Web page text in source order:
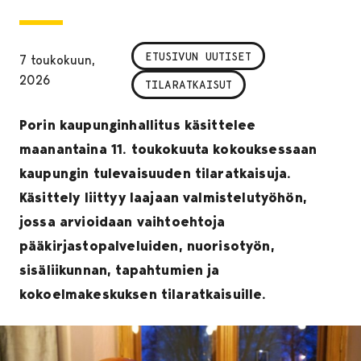
7 toukokuun,
2026
ETUSIVUN UUTISET
TILARATKAISUT
Porin kaupunginhallitus käsittelee
maanantaina 11. toukokuuta kokouksessaan
kaupungin tulevaisuuden tilaratkaisuja.
Käsittely liittyy laajaan valmistelutyöhön,
jossa arvioidaan vaihtoehtoja
pääkirjastopalveluiden, nuorisotyön,
sisäliikunnan, tapahtumien ja
kokoelmakeskuksen tilaratkaisuille.